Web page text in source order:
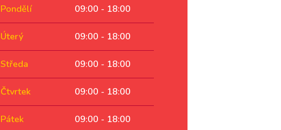
Pondělí 09:00 - 18:00
Úterý 09:00 - 18:00
Středa 09:00 - 18:00
Čtvrtek 09:00 - 18:00
Pátek 09:00 - 18:00